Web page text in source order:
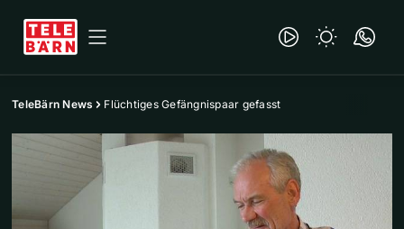
TeleBärn News Flüchtiges Gefängnispaar gefasst